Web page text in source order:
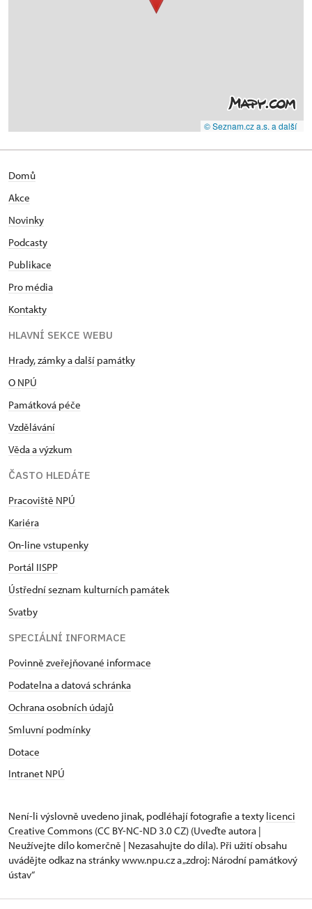
© Seznam.cz a.s. a další
Domů
Akce
Novinky
Podcasty
Publikace
Pro média
Kontakty
HLAVNÍ SEKCE WEBU
Hrady, zámky a další památky
O NPÚ
Památková péče
Vzdělávání
Věda a výzkum
ČASTO HLEDÁTE
Pracoviště NPÚ
Kariéra
On-line vstupenky
Portál IISPP
Ústřední seznam kulturních památek
Svatby
SPECIÁLNÍ INFORMACE
Povinně zveřejňované informace
Podatelna a datová schránka
Ochrana osobních údajů
Smluvní podmínky
Dotace
Intranet NPÚ
Není-li výslovně uvedeno jinak, podléhají fotografie a texty licenci
Creative Commons (CC BY-NC-ND 3.0 CZ) (Uveďte autora |
Neužívejte dílo komerčně | Nezasahujte do díla). Při užití obsahu
uvádějte odkaz na stránky www.npu.cz a „zdroj: Národní památkový
ústav“